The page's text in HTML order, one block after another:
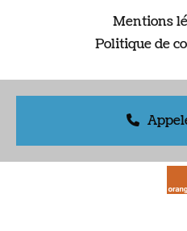
Mentions
Politique de